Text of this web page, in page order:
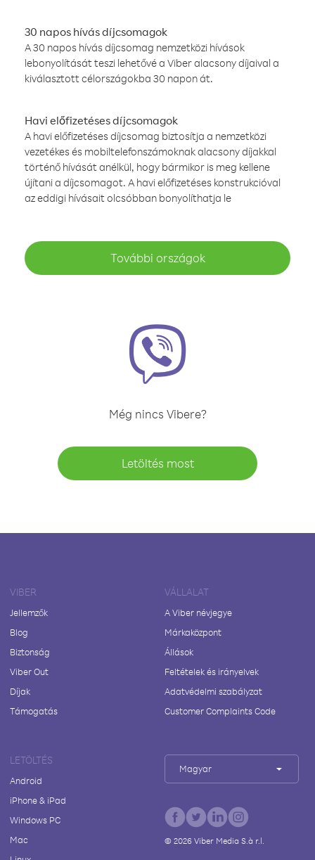
30 napos hívás díjcsomagok
A 30 napos hívás díjcsomag nemzetközi hívások
lebonyolítását teszi lehetővé a Viber alacsony díjaival a
kiválasztott célországokba 30 napon át.
Havi előfizetéses díjcsomagok
A havi előfizetéses díjcsomag biztosítja a nemzetközi
vezetékes és mobiltelefonszámoknak alacsony díjakkal
történő hívását anélkül, hogy bármikor is meg kellene
újítani a díjcsomagot. A havi előfizetéses konstrukcióval
az eddigi hívásait olcsóbban bonyolíthatja le
További országok
Még nincs Vibere?
Letöltés most
VIBER
Jellemzők
Blog
Biztonság
Viber Out
Díjak
Támogatás
VÁLLALAT
A Viber névjegye
Márkaközpont
Állások
Feltételek és irányelvek
Adatvédelmi szabályzat
Customer Complaints Code
LETÖLTÉS
Android
iPhone & iPad
Windows PC
Mac
Magyar
© 2026Viber Media S.à r.l.